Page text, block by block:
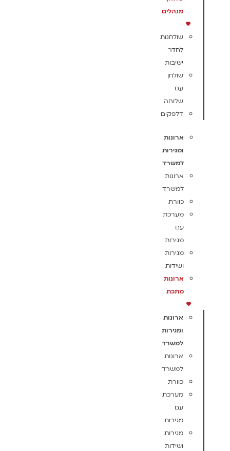
מנהלים
שולחנות
לחדר
ישיבות
שולחן
עם
שלוחה
דלפקים
ארונות
ומגירות
למשרד
ארונות
למשרד
כוורת
מערכת
עם
מגירות
מגירות
ושידות
ארונות
מתכת
ארונות
ומגירות
למשרד
ארונות
למשרד
כוורת
מערכת
עם
מגירות
מגירות
ושידות